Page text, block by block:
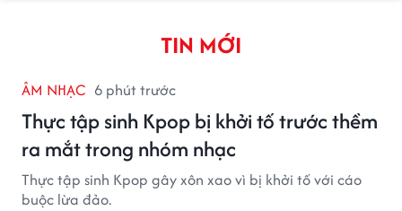
TIN MỚI
ÂM NHẠC 6 phút trước
Thực tập sinh Kpop bị khởi tố trước thềm
ra mắt trong nhóm nhạc
Thực tập sinh Kpop gây xôn xao vì bị khởi tố với cáo
buộc lừa đảo.